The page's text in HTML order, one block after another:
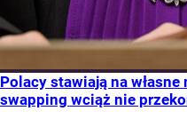
Polacy stawiają na
swapping wciąż nie